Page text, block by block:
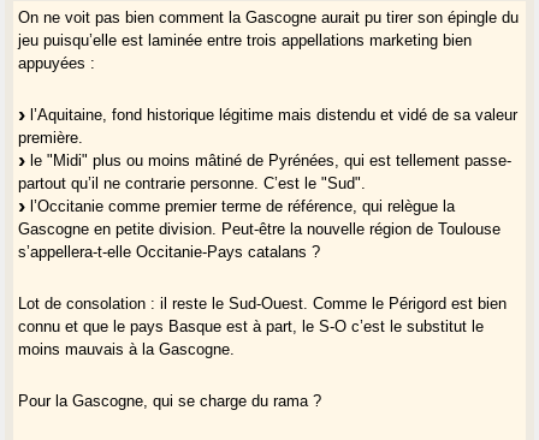
On ne voit pas bien comment la Gascogne aurait pu tirer son épingle du
jeu puisqu’elle est laminée entre trois appellations marketing bien
appuyées :
l’Aquitaine, fond historique légitime mais distendu et vidé de sa valeur
première.
le "Midi" plus ou moins mâtiné de Pyrénées, qui est tellement passe-
partout qu’il ne contrarie personne. C’est le "Sud".
l’Occitanie comme premier terme de référence, qui relègue la
Gascogne en petite division. Peut-être la nouvelle région de Toulouse
s’appellera-t-elle Occitanie-Pays catalans ?
Lot de consolation : il reste le Sud-Ouest. Comme le Périgord est bien
connu et que le pays Basque est à part, le S-O c’est le substitut le
moins mauvais à la Gascogne.
Pour la Gascogne, qui se charge du rama ?